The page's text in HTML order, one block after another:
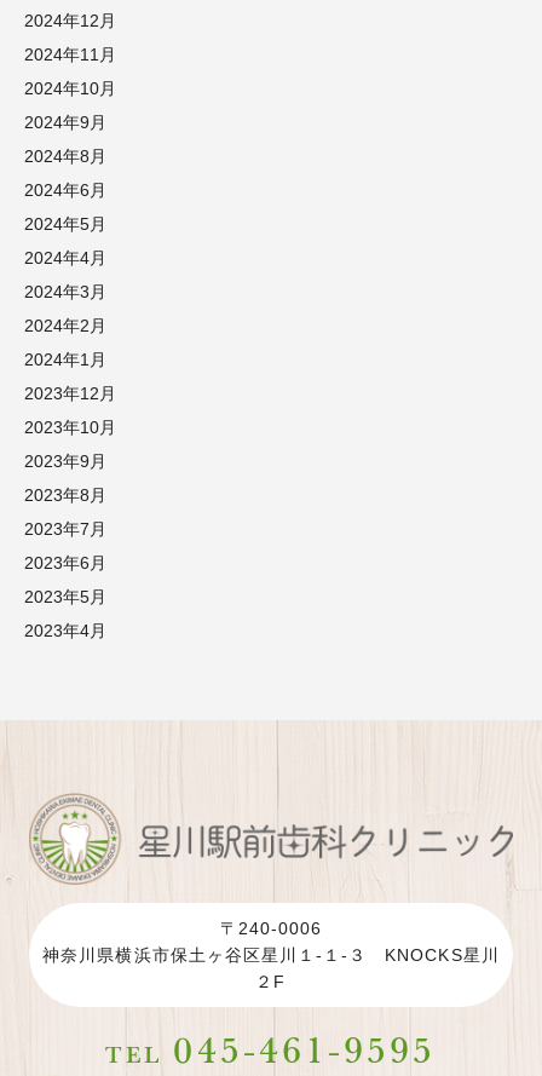
2024年12月
2024年11月
2024年10月
2024年9月
2024年8月
2024年6月
2024年5月
2024年4月
2024年3月
2024年2月
2024年1月
2023年12月
2023年10月
2023年9月
2023年8月
2023年7月
2023年6月
2023年5月
2023年4月
〒240-0006
神奈川県横浜市保土ヶ谷区星川１-１-３ KNOCKS星川
２F
TEL 045-461-9595